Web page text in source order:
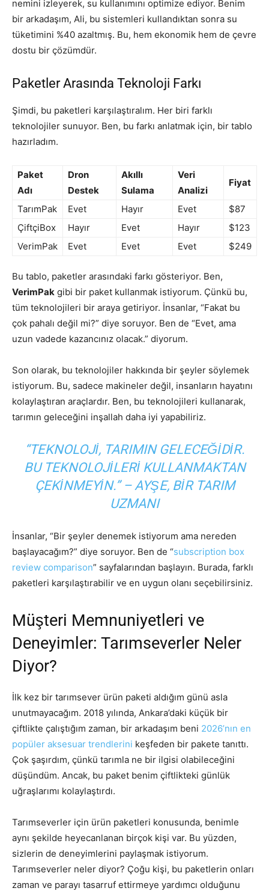
nemini izleyerek, su kullanımını optimize ediyor. Benim
bir arkadaşım, Ali, bu sistemleri kullandıktan sonra su
tüketimini %40 azaltmış. Bu, hem ekonomik hem de çevre
dostu bir çözümdür.
Paketler Arasında Teknoloji Farkı
Şimdi, bu paketleri karşılaştıralım. Her biri farklı
teknolojiler sunuyor. Ben, bu farkı anlatmak için, bir tablo
hazırladım.
Paket
Adı
Dron
Destek
Akıllı
Sulama
Veri
Analizi
Fiyat
TarımPak Evet Hayır Evet
$87
ÇiftçiBox
Hayır Evet Hayır
$123
VerimPak
Evet Evet Evet $249
Bu tablo, paketler arasındaki farkı gösteriyor. Ben,
VerimPak gibi bir paket kullanmak istiyorum. Çünkü bu,
tüm teknolojileri bir araya getiriyor. İnsanlar, “Fakat bu
çok pahalı değil mi?” diye soruyor. Ben de “Evet, ama
uzun vadede kazancınız olacak.” diyorum.
Son olarak, bu teknolojiler hakkında bir şeyler söylemek
istiyorum. Bu, sadece makineler değil, insanların hayatını
kolaylaştıran araçlardır. Ben, bu teknolojileri kullanarak,
tarımın geleceğini inşallah daha iyi yapabiliriz.
“TEKNOLOJI, TARIMIN GELECEĞIDIR.
BU TEKNOLOJILERI KULLANMAKTAN
ÇEKINMEYIN.” – AYŞE, BIR TARIM
UZMANI
İnsanlar, “Bir şeyler denemek istiyorum ama nereden
başlayacağım?” diye soruyor. Ben de “subscription box
review comparison” sayfalarından başlayın. Burada, farklı
paketleri karşılaştırabilir ve en uygun olanı seçebilirsiniz.
Müşteri Memnuniyetleri ve
Deneyimler: Tarımseverler Neler
Diyor?
İlk kez bir tarımsever ürün paketi aldığım günü asla
unutmayacağım. 2018 yılında, Ankara’daki küçük bir
çiftlikte çalıştığım zaman, bir arkadaşım beni 2026’nın en
popüler aksesuar trendlerini keşfeden bir pakete tanıttı.
Çok şaşırdım, çünkü tarımla ne bir ilgisi olabileceğini
düşündüm. Ancak, bu paket benim çiftlikteki günlük
uğraşlarımı kolaylaştırdı.
Tarımseverler için ürün paketleri konusunda, benimle
aynı şekilde heyecanlanan birçok kişi var. Bu yüzden,
sizlerin de deneyimlerini paylaşmak istiyorum.
Tarımseverler neler diyor? Çoğu kişi, bu paketlerin onları
zaman ve parayı tasarruf ettirmeye yardımcı olduğunu